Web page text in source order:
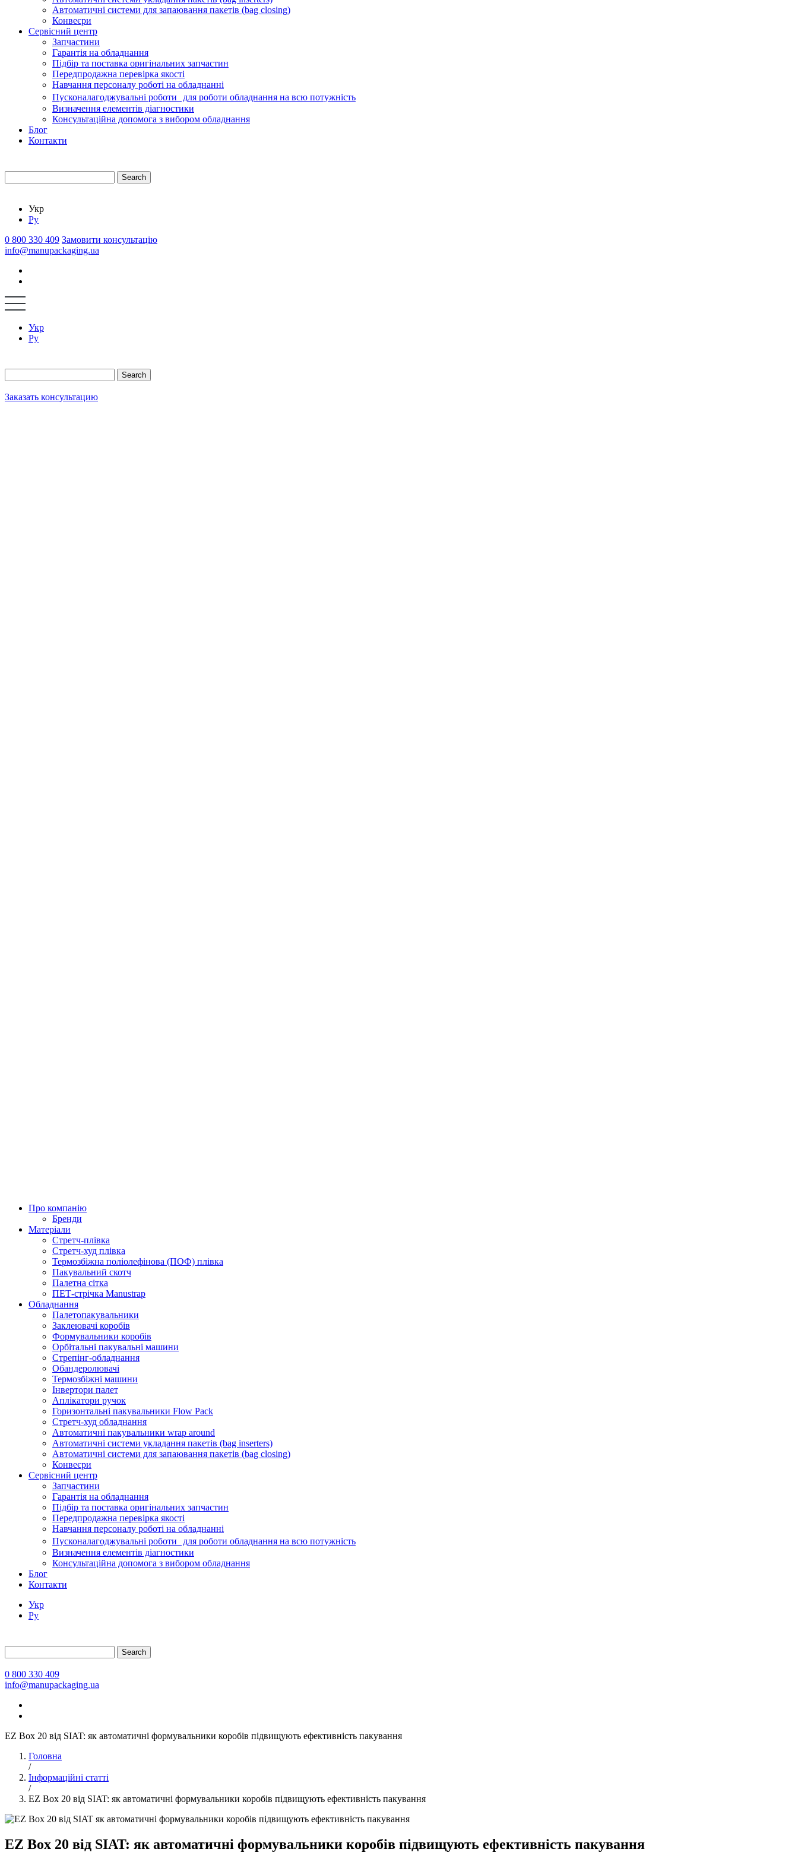
Автоматичні системи для запаювання пакетів (bag closing)
Конвеєри
Сервісний центр
Запчастини
Гарантія на обладнання
Підбір та поставка оригінальних запчастин
Передпродажна перевірка якості
Навчання персоналу роботі на обладнанні
Пусконалагоджувальні роботи для роботи обладнання на всю потужність
Визначення елементів діагностики
Консультаційна допомога з вибором обладнання
Блог
Контакти
Search
Укр
Ру
0 800 330 409 Замовити консультацію
info@manupackaging.ua
Укр
Ру
Search
Заказать консультацию
Про компанію
Бренди
Матеріали
Стретч-плівка
Стретч-худ плівка
Термозбіжна поліолефінова (ПОФ) плівка
Пакувальний скотч
Палетна сітка
ПЕТ-стрічка Manustrap
Обладнання
Палетопакувальники
Заклеювачі коробів
Формувальники коробів
Орбітальні пакувальні машини
Стрепінг-обладнання
Обандеролювачі
Термозбіжні машини
Інвертори палет
Аплікатори ручок
Горизонтальні пакувальники Flow Pack
Стретч-худ обладнання
Автоматичні пакувальники wrap around
Автоматичні системи укладання пакетів (bag inserters)
Автоматичні системи для запаювання пакетів (bag closing)
Конвеєри
Сервісний центр
Запчастини
Гарантія на обладнання
Підбір та поставка оригінальних запчастин
Передпродажна перевірка якості
Навчання персоналу роботі на обладнанні
Пусконалагоджувальні роботи для роботи обладнання на всю потужність
Визначення елементів діагностики
Консультаційна допомога з вибором обладнання
Блог
Контакти
Укр
Ру
Search
0 800 330 409
info@manupackaging.ua
EZ Box 20 від SIAT: як автоматичні формувальники коробів підвищують ефективність пакування
Головна
/
Інформаційні статті
/
EZ Box 20 від SIAT: як автоматичні формувальники коробів підвищують ефективність пакування
EZ Box 20 від SIAT: як автоматичні формувальники коробів підвищують ефективність пакування